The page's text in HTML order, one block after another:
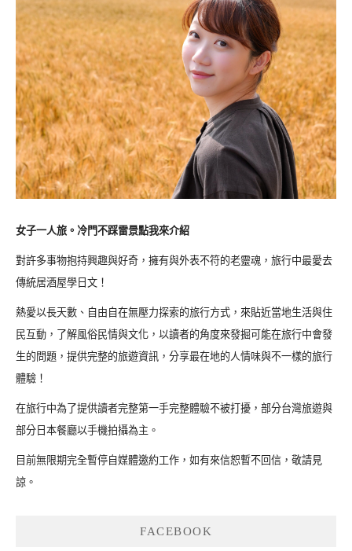
女子一人旅。冷門不踩雷景點我來介紹
對許多事物抱持興趣與好奇，擁有與外表不符的老靈魂，旅行中最愛去
傳統居酒屋學日文！
熱愛以長天數、自由自在無壓力探索的旅行方式，來貼近當地生活與住
民互動，了解風俗民情與文化，以讀者的角度來發掘可能在旅行中會發
生的問題，提供完整的旅遊資訊，分享最在地的人情味與不一樣的旅行
體驗！
在旅行中為了提供讀者完整第一手完整體驗不被打擾，部分台灣旅遊與
部分日本餐廳以手機拍攝為主。
目前無限期完全暫停自媒體邀約工作，如有來信恕暫不回信，敬請見
諒。
FACEBOOK